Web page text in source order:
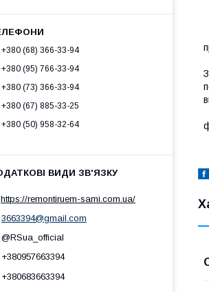
+380 (68) 366-33-94
+380 (95) 766-33-94
+380 (73) 366-33-94
+380 (67) 885-33-25
+380 (50) 958-32-64
https://remontiruem-sami.com.ua/
3663394@gmail.com
@RSua_official
+380957663394
+380683663394